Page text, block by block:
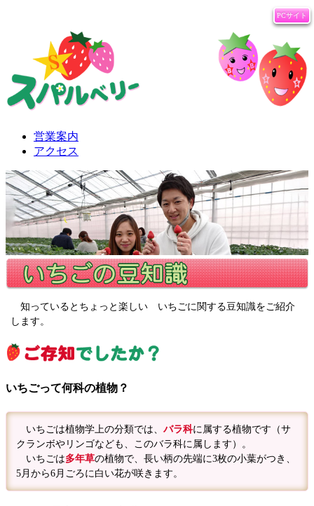
PCサイト
営業案内
アクセス
知っているとちょっと楽しい いちごに関する豆知識をご紹介
します。
いちごって何科の植物？
いちごは植物学上の分類では、バラ科に属する植物です（サ
クランボやリンゴなども、このバラ科に属します）。
いちごは多年草の植物で、長い柄の先端に3枚の小葉がつき、
5月から6月ごろに白い花が咲きます。